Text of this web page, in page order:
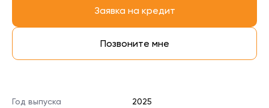
Год выпуска 2025
Заявка на кредит
Позвоните мне